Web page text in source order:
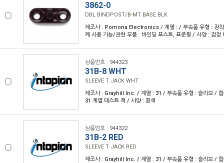
3862-0
DBL BINDPOST/B-MT BASE BLK
제조사 : Pomona Electronics / 계열 : / 부속품 유형 : 장
께 사용 가능/관련 부품 : 바인딩 포스트, 표준형 / 사양 : 검정
상품번호 : 944323
31B-8 WHT
SLEEVE T JACK WHT
제조사 : Grayhill Inc. / 계열 : 31 / 부속품 유형 : 슬리브 / 함
31 계열 테스트 잭 / 사양 : 흰색
상품번호 : 944322
31B-2 RED
SLEEVE T JACK RED
제조사 : Grayhill Inc. / 계열 : 31 / 부속품 유형 : 슬리브 / 함